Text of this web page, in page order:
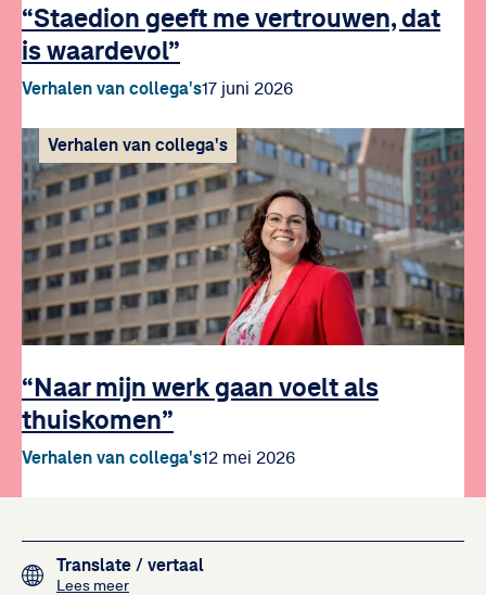
“Staedion geeft me vertrouwen, dat
is waardevol”
Verhalen van collega's17 juni 2026
“Naar mijn werk gaan voelt als
thuiskomen”
Verhalen van collega's12 mei 2026
Verhalen van collega's
Translate / vertaal
Lees meerover het vertalen van de teksten op deze website